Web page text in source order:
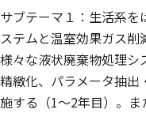
サブテーマ１：生活系
ステムと温室効果ガス削
様々な液状廃棄物処理シ
精緻化、パラメータ抽出
施する（1〜2年目）。